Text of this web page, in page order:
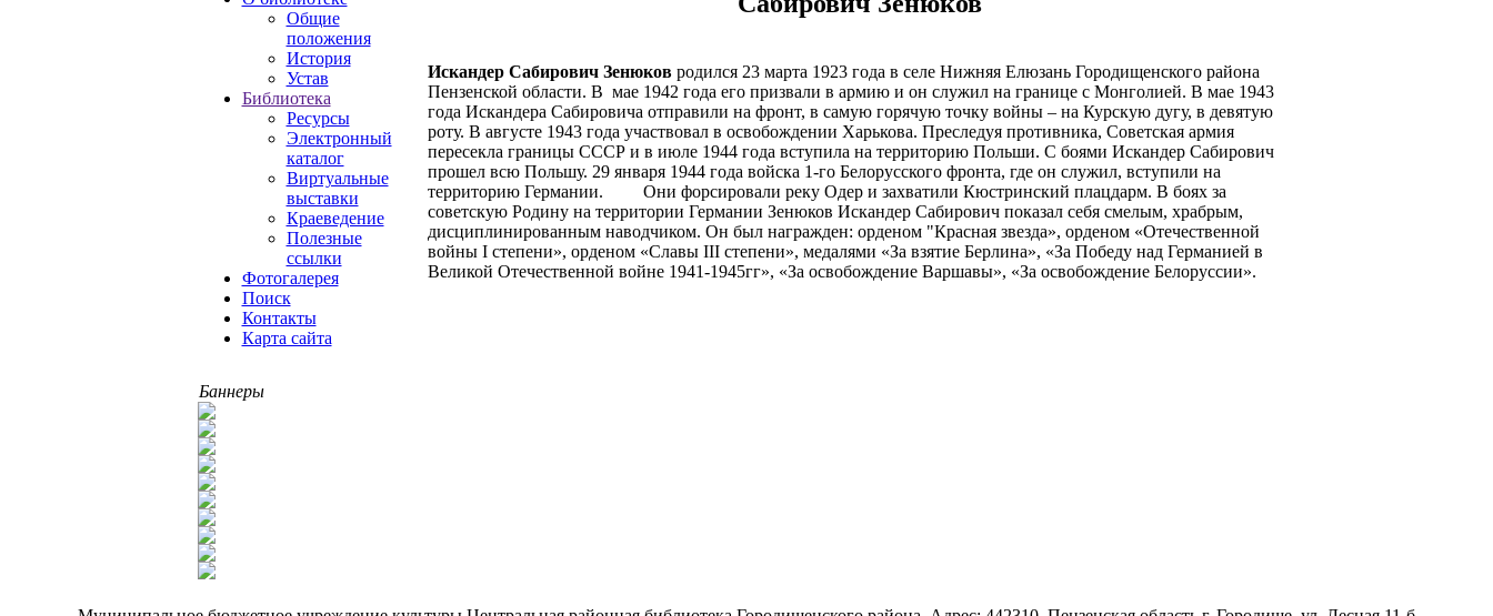
Общие
положения
История
Устав
Библиотека
Ресурсы
Электронный
каталог
Виртуальные
выставки
Краеведение
Полезные
ссылки
Фотогалерея
Поиск
Контакты
Карта сайта
Баннеры
Искандер Сабирович Зенюковродился 23 марта 1923 года в селе Нижняя Елюзань Городищенского района
Пензенской области. В мае 1942 года его призвали в армию и он служил на границе с Монголией. В мае 1943
года Искандера Сабировича отправили на фронт, в самую горячую точку войны – на Курскую дугу, в девятую
роту. В августе 1943 года участвовал в освобождении Харькова. Преследуя противника, Советская армия
пересекла границы СССР и в июле 1944 года вступила на территорию Польши. С боями Искандер Сабирович
прошел всю Польшу. 29 января 1944 года войска 1-го Белорусского фронта, где он служил, вступили на
территорию Германии. Они форсировали реку Одер и захватили Кюстринский плацдарм. В боях за
советскую Родину на территории Германии Зенюков Искандер Сабирович показал себя смелым, храбрым,
дисциплинированным наводчиком. Он был награжден: орденом "Красная звезда», орденом «Отечественной
войны I степени», орденом «Славы III степени», медалями «За взятие Берлина», «За Победу над Германией в
Великой Отечественной войне 1941-1945гг», «За освобождение Варшавы», «За освобождение Белоруссии».